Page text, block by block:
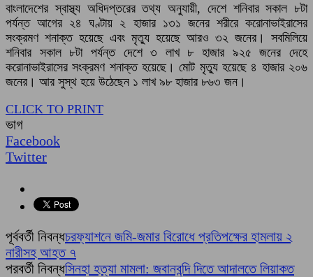
বাংলাদেশের স্বাস্থ্য অধিদপ্তরের তথ্য অনুযায়ী, দেশে শনিবার সকাল ৮টা
পর্যন্ত আগের ২৪ ঘণ্টায় ২ হাজার ১৩১ জনের শরীরে করোনাভাইরাসের
সংক্রমণ শনাক্ত হয়েছে এবং মৃত্যু হয়েছে আরও ৩২ জনের। সবমিলিয়ে
শনিবার সকাল ৮টা পর্যন্ত দেশে ৩ লাখ ৮ হাজার ৯২৫ জনের দেহে
করোনাভাইরাসের সংক্রমণ শনাক্ত হয়েছে। মোট মৃত্যু হয়েছে ৪ হাজার ২০৬
জনের। আর সুস্থ হয়ে উঠেছেন ১ লাখ ৯৮ হাজার ৮৬৩ জন।
CLICK TO PRINT
ভাগ
Facebook
Twitter
পূর্ববর্তী নিবন্ধচরফ্যাশনে জমি-জমার বিরোধে প্রতিপক্ষের হামলায় ২
নারীসহ আহত ৭
পরবর্তী নিবন্ধসিনহা হত্যা মামলা: জবানবন্দি দিতে আদালতে লিয়াকত